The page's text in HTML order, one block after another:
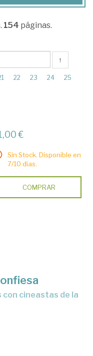
154 páginas.
↑
22 23 24
25
€
Sin Stock. Disponible en
7/10 días.
COMPRAR